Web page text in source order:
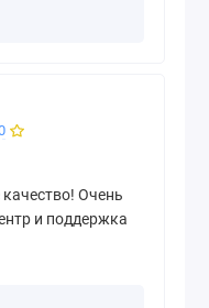
Очень
и поддержка